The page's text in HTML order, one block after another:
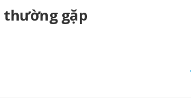
thường gặp